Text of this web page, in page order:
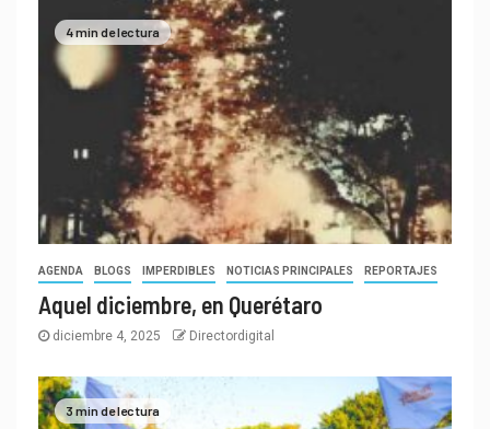
4 min de lectura
AGENDA BLOGS IMPERDIBLES NOTICIAS PRINCIPALES REPORTAJES
Aquel diciembre, en Querétaro
diciembre 4, 2025 Directordigital
3 min de lectura